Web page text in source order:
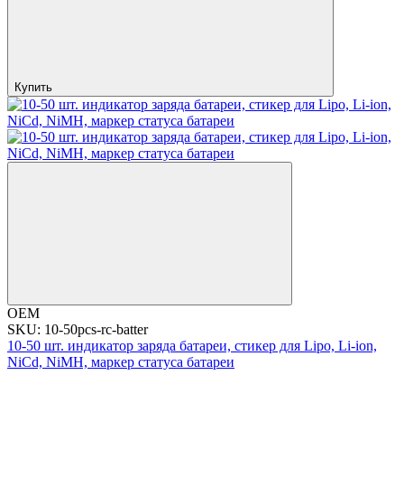
Купить
OEM
SKU: 10-50pcs-rc-batter
10-50 шт. индикатор заряда батареи, стикер для Lipo, Li-ion,
NiCd, NiMH, маркер статуса батареи